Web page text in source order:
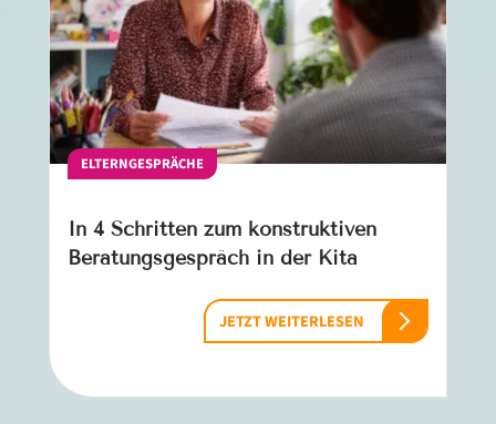
ELTERNGESPRÄCHE
In 4 Schritten zum konstruktiven
Beratungsgespräch in der Kita
JETZT WEITERLESEN